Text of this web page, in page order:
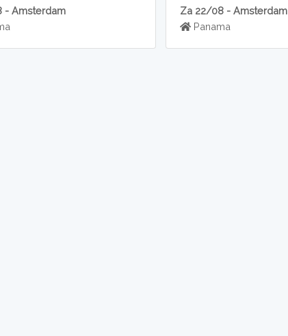
-Amsterdam
Za 22/08 -Amsterdam
Panama